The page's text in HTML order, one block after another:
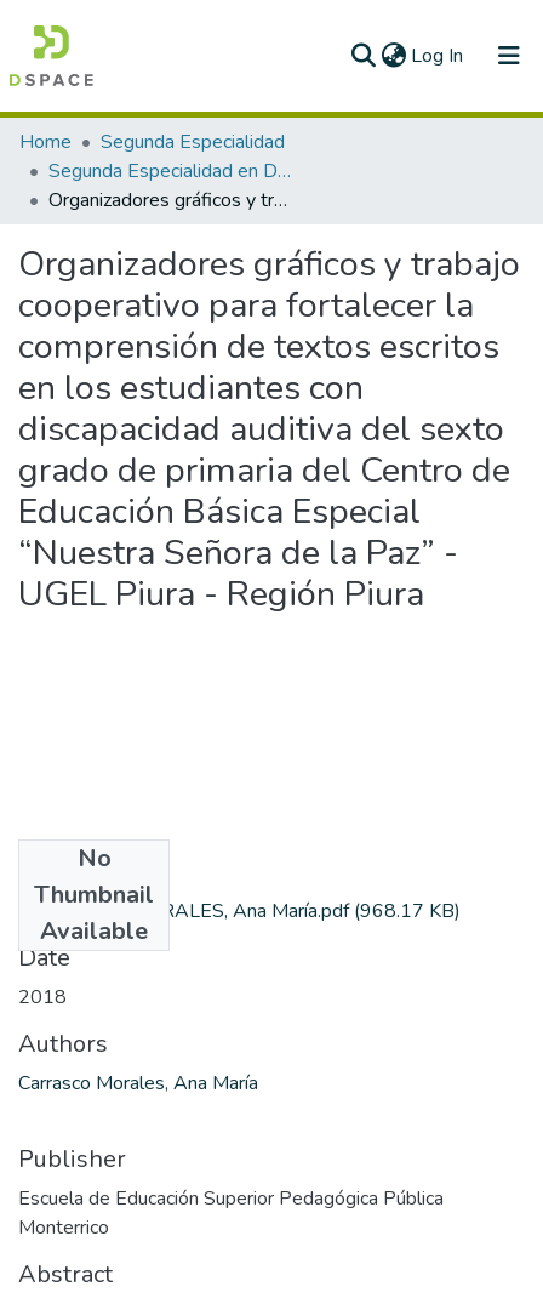
Log In (current)
Communities & Collections
All of DSpace
Home
Segunda Especialidad
Segunda Especialidad en Diversidad e Inclusión educativa de estudiantes con discapacidad
Organizadores gráficos y trabajo cooperativo para fortalecer la comprensión de textos escritos en los estudiantes con discapacidad auditiva del sexto grado de primaria del Centro de Educación Básica Especial “Nuestra Señora de la Paz” - UGEL Piura - Región Piura
Organizadores gráficos y trabajo
cooperativo para fortalecer la
comprensión de textos escritos
en los estudiantes con
discapacidad auditiva del sexto
grado de primaria del Centro de
Educación Básica Especial
“Nuestra Señora de la Paz” -
UGEL Piura - Región Piura
No
Thumbnail
Available
CARRASCO MORALES, Ana María.pdf(968.17 KB)
Date
2018
Authors
Carrasco Morales, Ana María
Publisher
Escuela de Educación Superior Pedagógica Pública
Monterrico
Abstract